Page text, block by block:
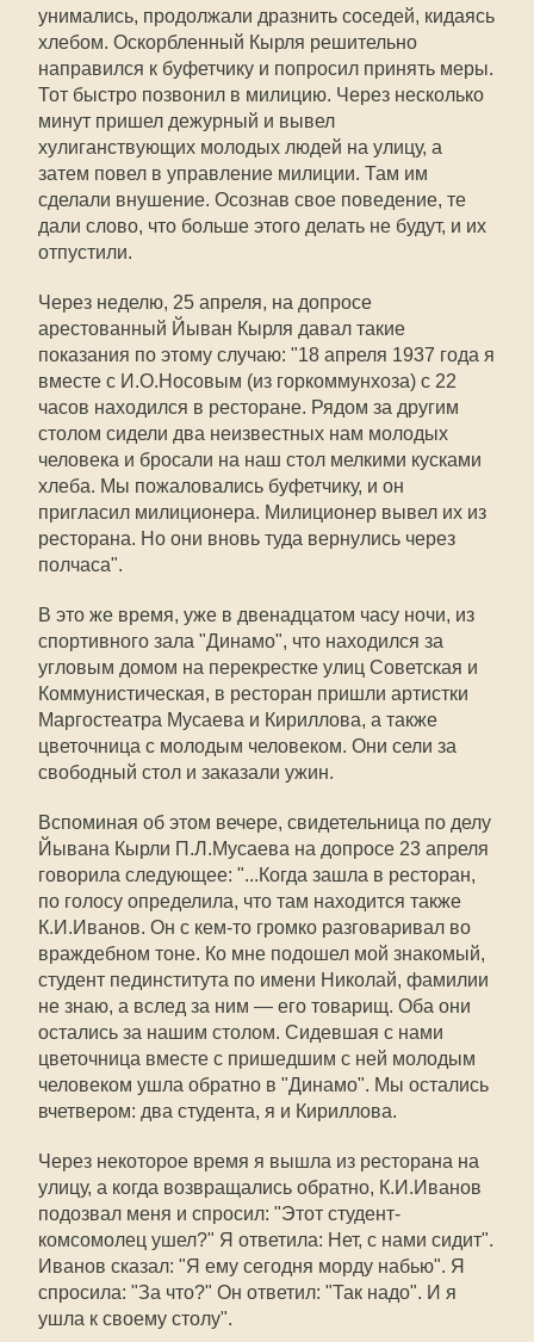
унимались, продолжали дразнить соседей, кидаясь
хлебом. Оскорбленный Кырля решительно
направился к буфетчику и попросил принять меры.
Тот быстро позвонил в милицию. Через несколько
минут пришел дежурный и вывел
хулиганствующих молодых людей на улицу, а
затем повел в управление милиции. Там им
сделали внушение. Осознав свое поведение, те
дали слово, что больше этого делать не будут, и их
отпустили.
Через неделю, 25 апреля, на допросе
арестованный Йыван Кырля давал такие
показания по этому случаю: "18 апреля 1937 года я
вместе с И.О.Носовым (из горкоммунхоза) с 22
часов находился в ресторане. Рядом за другим
столом сидели два неизвестных нам молодых
человека и бросали на наш стол мелкими кусками
хлеба. Мы пожаловались буфетчику, и он
пригласил милиционера. Милиционер вывел их из
ресторана. Но они вновь туда вернулись через
полчаса".
В это же время, уже в двенадцатом часу ночи, из
спортивного зала "Динамо", что находился за
угловым домом на перекрестке улиц Советская и
Коммунистическая, в ресторан пришли артистки
Маргостеатра Мусаева и Кириллова, а также
цветочница с молодым человеком. Они сели за
свободный стол и заказали ужин.
Вспоминая об этом вечере, свидетельница по делу
Йывана Кырли П.Л.Мусаева на допросе 23 апреля
говорила следующее: "...Когда зашла в ресторан,
по голосу определила, что там находится также
К.И.Иванов. Он с кем-то громко разговаривал во
враждебном тоне. Ко мне подошел мой знакомый,
студент пединститута по имени Николай, фамилии
не знаю, а вслед за ним — его товарищ. Оба они
остались за нашим столом. Сидевшая с нами
цветочница вместе с пришедшим с ней молодым
человеком ушла обратно в "Динамо". Мы остались
вчетвером: два студента, я и Кириллова.
Через некоторое время я вышла из ресторана на
улицу, а когда возвращались обратно, К.И.Иванов
подозвал меня и спросил: "Этот студент-
комсомолец ушел?" Я ответила: Нет, с нами сидит".
Иванов сказал: "Я ему сегодня морду набью". Я
спросила: "За что?" Он ответил: "Так надо". И я
ушла к своему столу".